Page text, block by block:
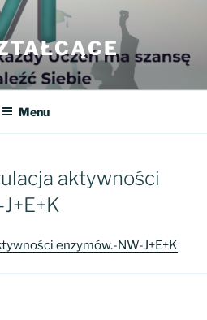
Menu
aktywności
enzymów.-NW-J+E+K